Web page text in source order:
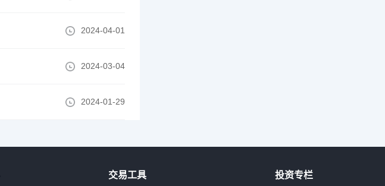
2024-04-01
2024-03-04
2024-01-29
交易工具 投资专栏